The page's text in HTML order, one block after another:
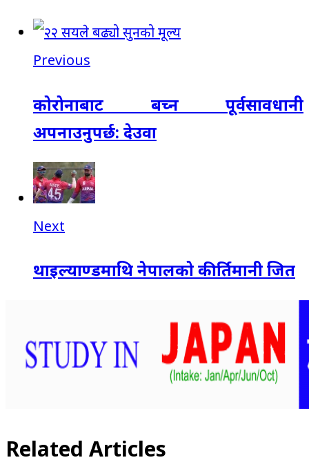
Previous
कोरोनाबाट बच्न पूर्वसावधानी
अपनाउनुपर्छ: देउवा
Next
थाइल्याण्डमाथि नेपालको कीर्तिमानी जित
Related Articles